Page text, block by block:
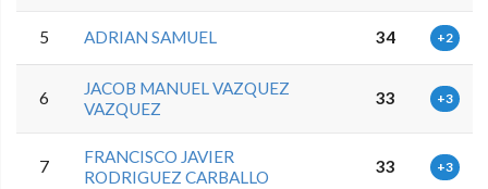
5 ADRIAN SAMUEL 34 +2
6
JACOB MANUEL VAZQUEZ
VAZQUEZ
33 +3
7
FRANCISCO JAVIER
RODRIGUEZ CARBALLO
33 +3